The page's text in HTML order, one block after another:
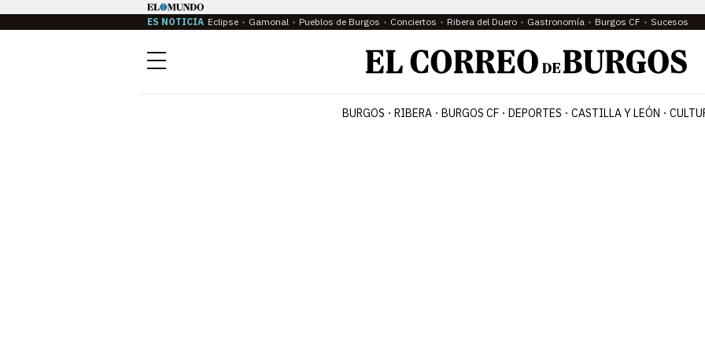
ES NOTICIA Eclipse Gamonal Pueblos de Burgos Conciertos Ribera del Duero Gastronomía Burgos CF Sucesos
Menú
BURGOS RIBERA BURGOS CF DEPORTES CASTILLA Y LEÓN